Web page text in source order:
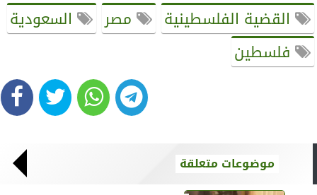
القضية الفلسطينية مصر
السعودية
فلسطين
موضوعات متعلقة